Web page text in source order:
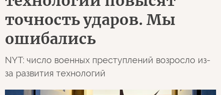
точность ударов. Мы
ошибались
NYT: число военных преступлений возросло из-
за развития технологий